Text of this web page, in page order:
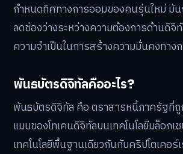
กำหนดทิศทางการออมของคนรุ่นใหม่ มั
ลดช่องว่างระหว่างความต้องการด้านดิจิ
ความจำเป็นในการสร้างความมั่นคงทางก
พันธบัตรดิจิทัลคืออะไร?
พันธบัตรดิจิทัล คือ ตราสารหนี้ภาครัฐที่ถู
แบบของโทเคนดิจิทัลบนเทคโนโลยีบล็อกเ
เทคโนโลยีพื้นฐานเดียวกันกับคริปโตเคอ